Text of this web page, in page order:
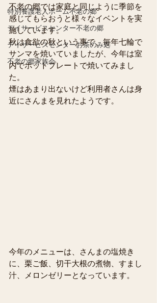
特別養護老人ホーム不老の郷
デイサービスセンター不老の郷
デイサービスセンターお茶のみ処
不老の郷家族会
不老の郷では家庭と同じように季節を
感じてもらおうと様々なイベントを実
施しています。
秋は食欲の秋という事で、毎年七輪で
サンマを焼いていましたが、今年は室
内でホットプレートで焼いてみまし
た。
煙はあまり出ないけど利用者さんは身
近にさんまを見れたようです。
今年のメニューは、さんまの塩焼き
に、栗ご飯、切干大根の煮物、すまし
汁、メロンゼリーとなっています。